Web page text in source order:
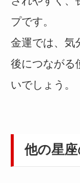
プです。
金運では、気
後につながる
いでしょう。
他の星